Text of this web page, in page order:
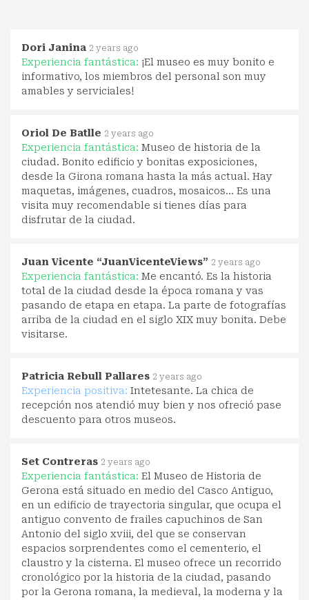
Dori Janina 2 years ago
Experiencia fantástica: ¡El museo es muy bonito e
informativo, los miembros del personal son muy
amables y serviciales!
Oriol De Batlle 2 years ago
Experiencia fantástica: Museo de historia de la
ciudad. Bonito edificio y bonitas exposiciones,
desde la Girona romana hasta la más actual. Hay
maquetas, imágenes, cuadros, mosaicos... Es una
visita muy recomendable si tienes días para
disfrutar de la ciudad.
Juan Vicente “JuanVicenteViews” 2 years ago
Experiencia fantástica: Me encantó. Es la historia
total de la ciudad desde la época romana y vas
pasando de etapa en etapa. La parte de fotografías
arriba de la ciudad en el siglo XIX muy bonita. Debe
visitarse.
Patricia Rebull Pallares 2 years ago
Experiencia positiva: Intetesante. La chica de
recepción nos atendió muy bien y nos ofreció pase
descuento para otros museos.
Set Contreras 2 years ago
Experiencia fantástica: El Museo de Historia de
Gerona está situado en medio del Casco Antiguo,
en un edificio de trayectoria singular, que ocupa el
antiguo convento de frailes capuchinos de San
Antonio del siglo xviii, del que se conservan
espacios sorprendentes como el cementerio, el
claustro y la cisterna. El museo ofrece un recorrido
cronológico por la historia de la ciudad, pasando
por la Gerona romana, la medieval, la moderna y la